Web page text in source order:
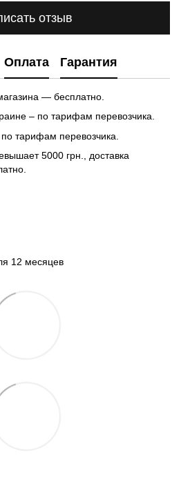
отзыв
Оплата Гарантия
— бесплатно.
– по тарифам перевозчика.
тарифам перевозчика.
5000 грн., доставка
12 месяцев